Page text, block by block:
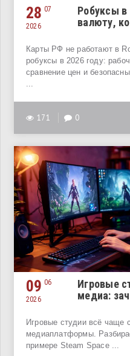
28 07
2026
Робуксы в
валюту,
Карты РФ не работают в
робуксы в 2026 году:
сравнение цен и
171 0
09 06
2026
Игровые
медиа:
Игровые студии всё чаще
медиаплатформы.
примере Steam Space ...